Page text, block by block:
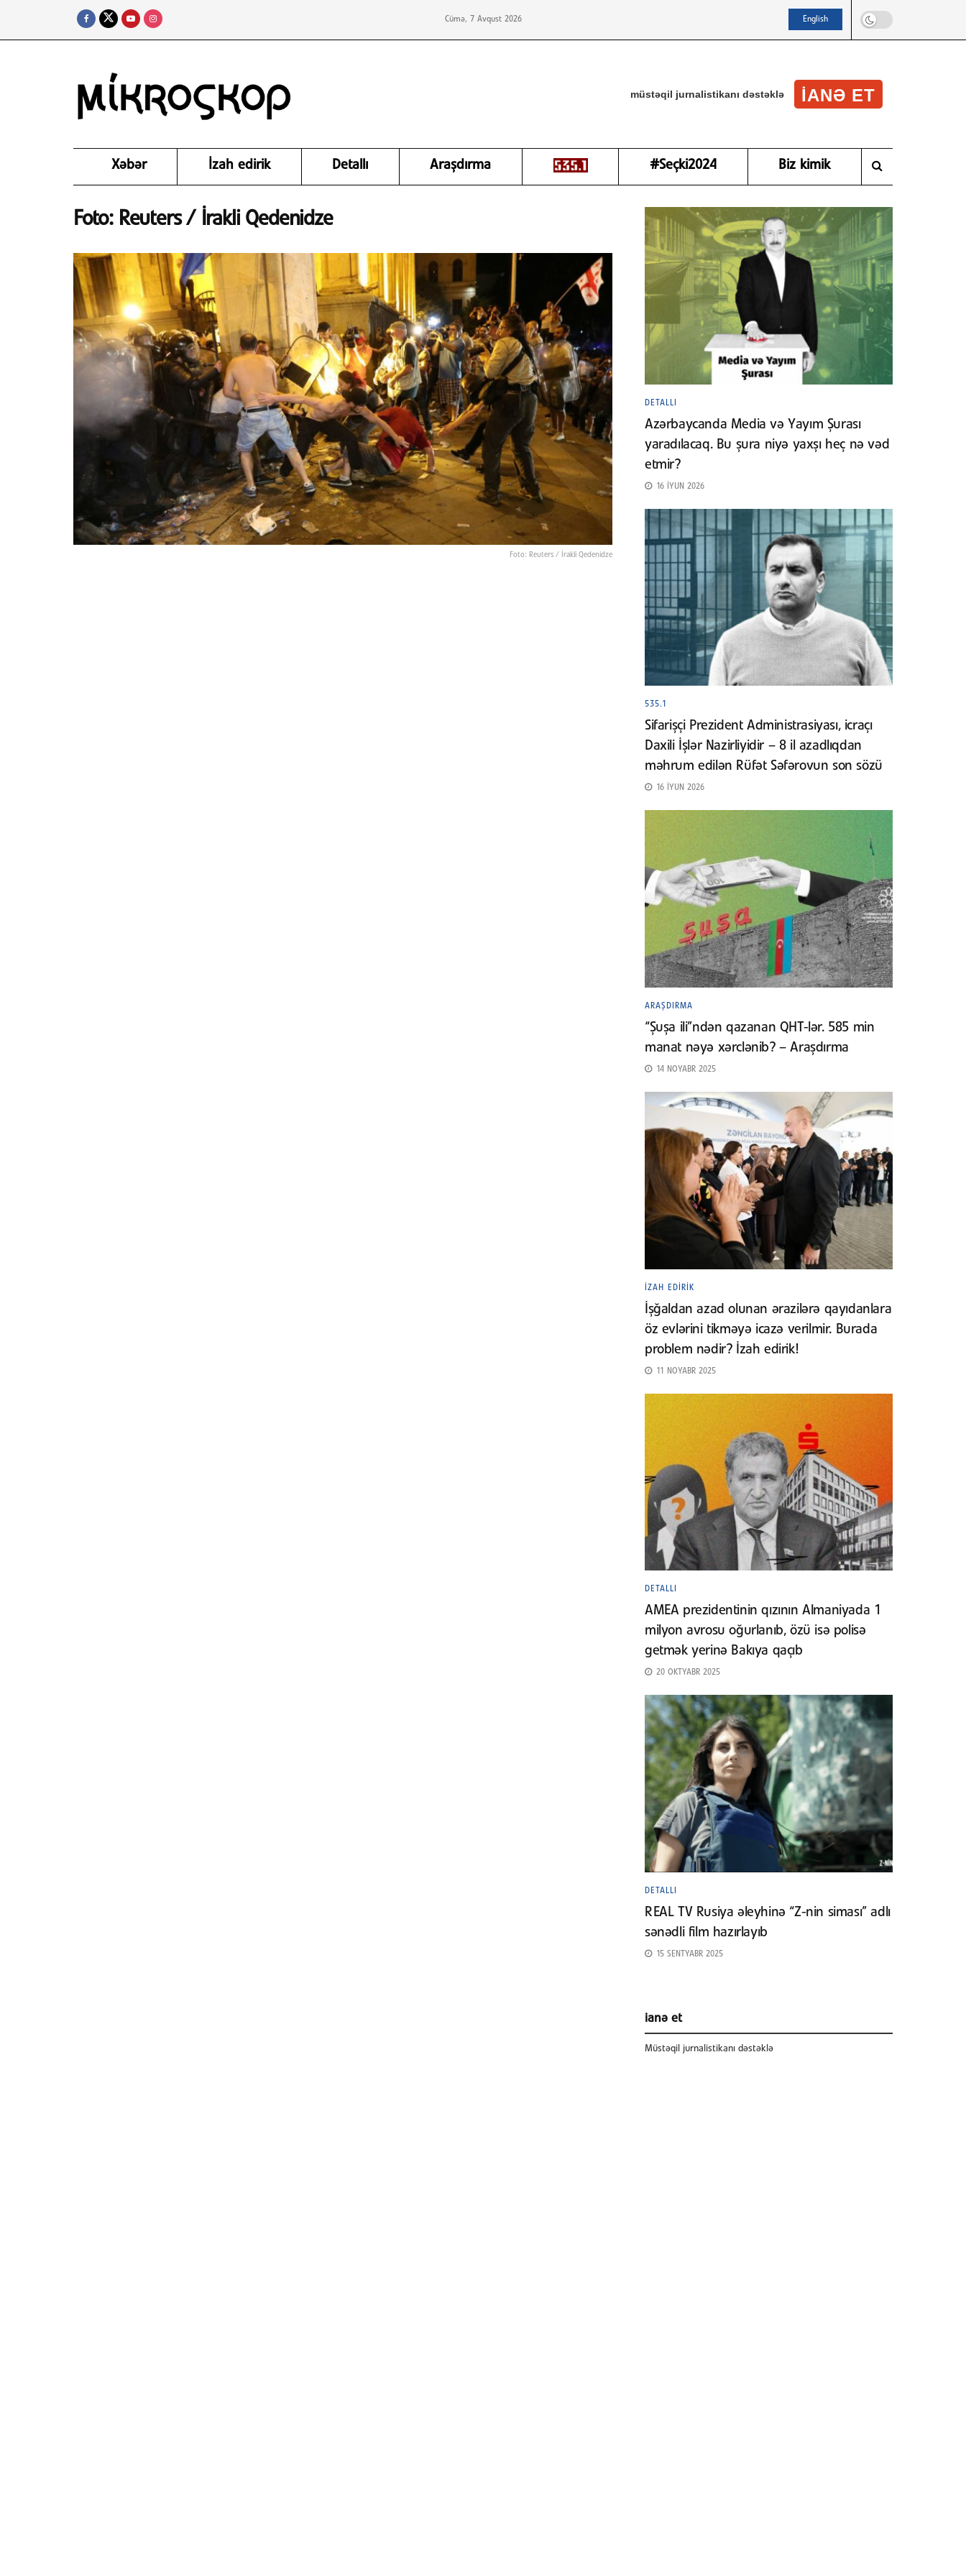
Cümə, 7 Avqust 2026 English
müstəqil jurnalistikanı dəstəklə IANƏ ET
Xəbər İzah edirik Detallı Araşdırma #Seçki2024 Biz kimik
Foto: Reuters / İrakli Qedenidze
Foto: Reuters / İrakli Qedenidze
DETALLI
Azərbaycanda Media və Yayım Şurası
yaradılacaq. Bu şura niyə yaxşı heç nə vəd
etmir?
16 İYUN 2026
535.1
Sifarişçi Prezident Administrasiyası, icraçı
Daxili İşlər Nazirliyidir – 8 il azadlıqdan
məhrum edilən Rüfət Səfərovun son sözü
16 İYUN 2026
ARAŞDIRMA
“Şuşa ili”ndən qazanan QHT-lər. 585 min
manat nəyə xərclənib? – Araşdırma
14 NOYABR 2025
İZAH EDIRIK
İşğaldan azad olunan ərazilərə qayıdanlara
öz evlərini tikməyə icazə verilmir. Burada
problem nədir? İzah edirik!
11 NOYABR 2025
DETALLI
AMEA prezidentinin qızının Almaniyada 1
milyon avrosu oğurlanıb, özü isə polisə
getmək yerinə Bakıya qaçıb
20 OKTYABR 2025
DETALLI
REAL TV Rusiya əleyhinə “Z-nin siması” adlı
sənədli film hazırlayıb
15 SENTYABR 2025
ianə et
Müstəqil jurnalistikanı dəstəklə